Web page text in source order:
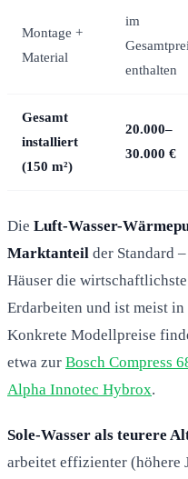
Montage +
Material
im
enthalten
Gesamt
installiert
(150 m²)
20.000–
30.000 €
Die Luft-Wasser-
Marktanteil der Standard
Häuser die
Erdarbeiten und ist meist
Konkrete Modellpreise
etwa zur Bosch Compress
Alpha Innotec Hybrox.
Sole-Wasser als teurere
arbeitet effizienter (höhere